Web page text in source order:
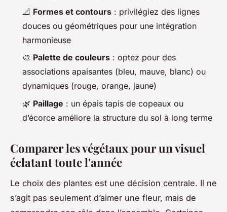
📐 Formes et contours : privilégiez des lignes
douces ou géométriques pour une intégration
harmonieuse
🎨 Palette de couleurs : optez pour des
associations apaisantes (bleu, mauve, blanc) ou
dynamiques (rouge, orange, jaune)
🌿 Paillage : un épais tapis de copeaux ou
d’écorce améliore la structure du sol à long terme
Comparer les végétaux pour un visuel
éclatant toute l'année
Le choix des plantes est une décision centrale. Il ne
s’agit pas seulement d’aimer une fleur, mais de